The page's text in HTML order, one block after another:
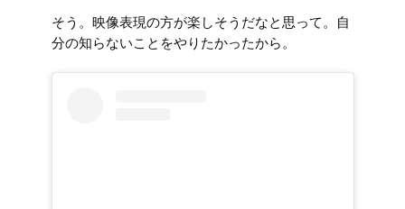
そう。映像表現の方が楽しそうだなと思って。自
分の知らないことをやりたかったから。